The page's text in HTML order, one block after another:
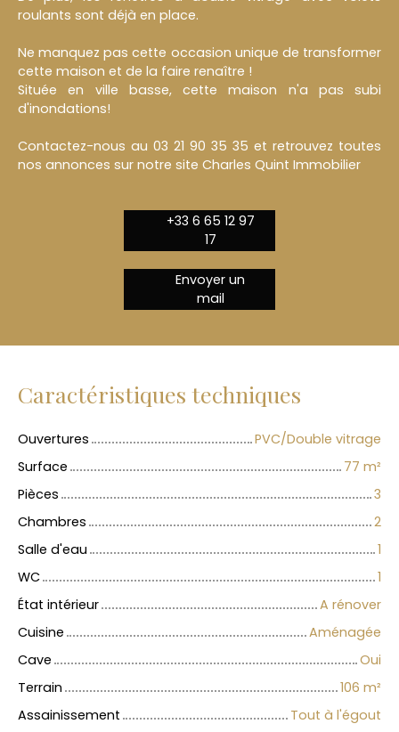
roulants sont déjà en place.
Ne manquez pas cette occasion unique de transformer
cette maison et de la faire renaître !
Située en ville basse, cette maison n'a pas subi
d'inondations!
Contactez-nous au 03 21 90 35 35 et retrouvez toutes
nos annonces sur notre site Charles Quint Immobilier
+33 6 65 12 97
17
Envoyer un
mail
Caractéristiques techniques
Ouvertures
PVC/Double vitrage
Surface
77 m²
Pièces
3
Chambres
2
Salle d'eau
1
WC
1
État intérieur
A rénover
Cuisine
Aménagée
Cave
Oui
Terrain
106 m²
Assainissement
Tout à l'égout